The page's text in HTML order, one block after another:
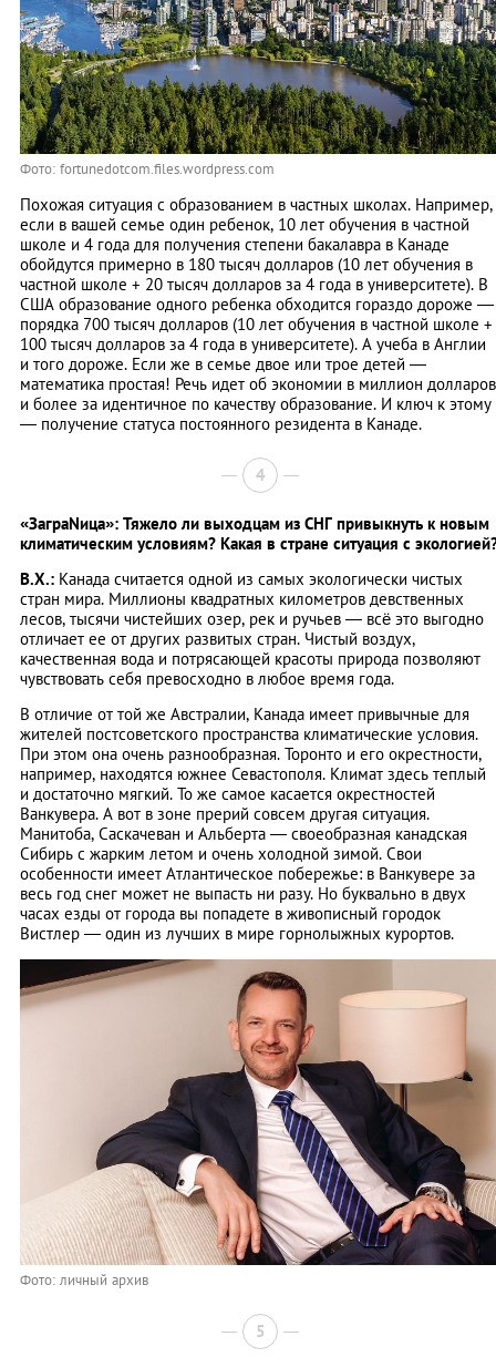
Фото: fortunedotcom.files.wordpress.com
Похожая ситуация с образованием в частных школах. Например,
если в вашей семье один ребенок, 10 лет обучения в частной
школе и 4 года для получения степени бакалавра в Канаде
обойдутся примерно в 180 тысяч долларов (10 лет обучения в
частной школе + 20 тысяч долларов за 4 годa в университете). В
США образование одного ребенка обходится гораздо дороже —
порядка 700 тысяч долларов (10 лет обучения в частной школе +
100 тысяч долларов за 4 годa в университете). А учеба в Англии
и того дороже. Если же в семье двое или трое детей —
математика простая! Речь идет об экономии в миллион долларов
и более за идентичное по качеству образование. И ключ к этому
— получение статуса постоянного резидента в Канаде.
4
«ЗаграNица»: Тяжело ли выходцам из СНГ привыкнуть к новым
климатическим условиям? Какая в стране ситуация с
В.Х.: Канада считается одной из самых экологически чистых
стран мира. Миллионы квадратных километров девственных
лесов, тысячи чистейших озер, рек и ручьев — всё это выгодно
отличает ее от других развитых стран. Чистый воздух,
качественная вода и потрясающей красоты природа позволяют
чувствовать себя превосходно в любое время года.
В отличие от той же Австралии, Канада имеет привычные для
жителей постсоветского пространства климатические условия.
При этом она очень разнообразная. Торонто и его окрестности,
например, находятся южнее Севастополя. Климат здесь теплый
и достаточно мягкий. То же самое касается окрестностей
Ванкувера. А вот в зоне прерий совсем другая ситуация.
Манитоба, Саскачеван и Альберта — своеобразная канадская
Сибирь с жарким летом и очень холодной зимой. Свои
особенности имеет Атлантическое побережье: в Ванкувере за
весь год снег может не выпасть ни разу. Но буквально в двух
часах езды от города вы попадете в живописный городок
Вистлер — один из лучших в мире горнолыжных курортов.
Фото: личный архив
5